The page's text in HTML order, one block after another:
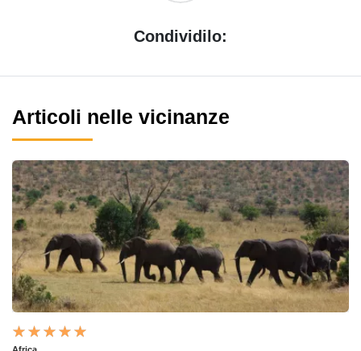
Condividilo:
Articoli nelle vicinanze